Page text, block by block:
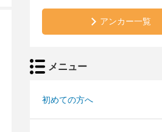
アンカー一覧
メニュー
初めての方へ